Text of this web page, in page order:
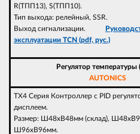
R(ТПП13), S(ТПП10).
Тип выхода: релейный, SSR.
Выход сигнализации.
эксплуатации TCN (pdf, рус.)
Регулятор температуры
AUTONICS
TX4 Серия Контроллер с PID
дисплеем.
Размер: Ш48xВ48мм (склад),
Ш96xВ96мм.